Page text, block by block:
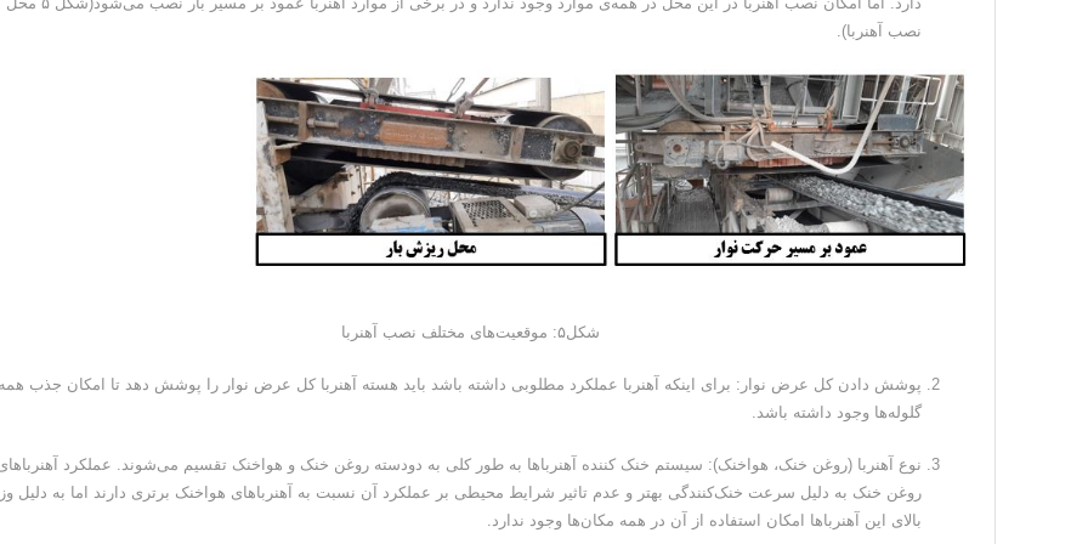
نصب آهنربا).
شکل۵: موقعیت‌های مختلف نصب آهنربا
پوشش دادن کل عرض نوار: برای اینکه آهنربا عملکرد مطلوبی داشته باشد باید هسته آهنربا کل عرض نوار را پوشش دهد تا امکان جذب
گلوله‌ها وجود داشته باشد.
نوع آهنربا (روغن خنک، هواخنک): سیستم خنک کننده آهنرباها به طور کلی به دودسته روغن خنک و هواخنک تقسیم‌ می‌شوند. عملکرد
روغن خنک به دلیل سرعت خنک‌کنندگی بهتر و عدم تاثیر شرایط محیطی بر عملکرد آن نسبت به آهنرباهای هواخنک برتری دارند اما به دلیل
بالای این آهنرباها امکان استفاده از آن در همه مکان‌ها وجود ندارد.